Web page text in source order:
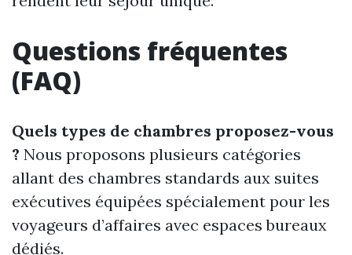
Questions fréquentes
(FAQ)
Quels types de chambres proposez-vous
? Nous proposons plusieurs catégories
allant des chambres standards aux suites
exécutives équipées spécialement pour les
voyageurs d’affaires avec espaces bureaux
dédiés.